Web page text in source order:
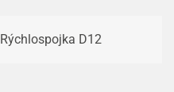
Rýchlospojka D12